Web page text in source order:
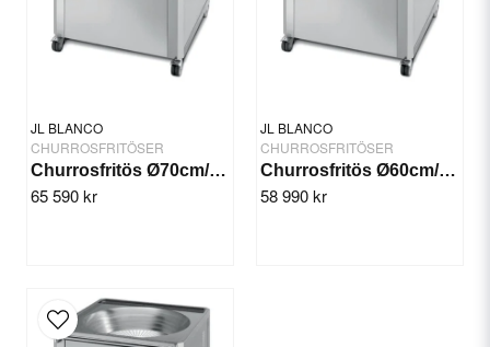
JL BLANCO
CHURROSFRITÖSER
Churrosfritös Ø70cm/13 kW
65 590 kr
JL BLANCO
CHURROSFRITÖSER
Churrosfritös Ø60cm/10 kW
58 990 kr
Yes, you can publish my question.